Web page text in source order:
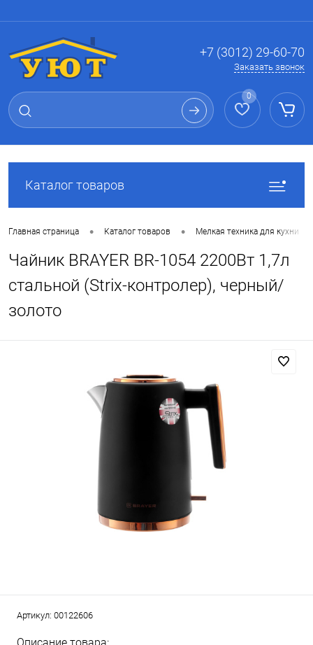
+7 (3012) 29-60-70
Заказать звонок
0
Каталог товаров
Главная страница • Каталог товаров • Мелкая техника для кухни
Чайник BRAYER BR-1054 2200Вт 1,7л
стальной (Strix-контролер), черный/
золото
Артикул: 00122606